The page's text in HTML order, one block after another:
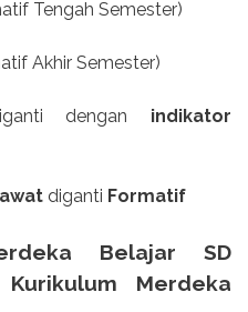
Tengah Semester)
Akhir Semester)
dengan indikator
diganti Formatif
Belajar SD
Merdeka